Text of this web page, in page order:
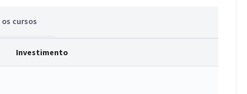
os cursos
Investimento